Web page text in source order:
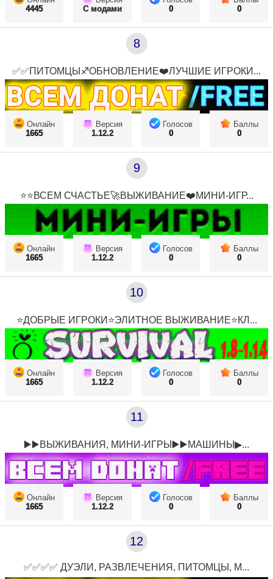
4445
С модами
0
0
8
✅✅ПИТОМЦЫ♐ОБНОВЛЕНИЕ❤️ЛУЧШИЕ ИГРОКИ...
Онлайн
1665
Версия
1.12.2
Голосов
0
Баллы
0
9
⭐⭐ВСЕМ СЧАСТЬЕ🚀ВЫЖИВАНИЕ❤️МИНИ-ИГР...
Онлайн
1665
Версия
1.12.2
Голосов
0
Баллы
0
10
⭐ДОБРЫЕ ИГРОКИ⭐ЭЛИТНОЕ ВЫЖИВАНИЕ⭐КЛ...
Онлайн
1665
Версия
1.12.2
Голосов
0
Баллы
0
11
▶️▶️ВЫЖИВАНИЯ, МИНИ-ИГРЫ▶️▶️МАШИНЫ▶...
Онлайн
1665
Версия
1.12.2
Голосов
0
Баллы
0
12
✅✅✅✅ ДУЭЛИ, РАЗВЛЕЧЕНИЯ, ПИТОМЦЫ, М...